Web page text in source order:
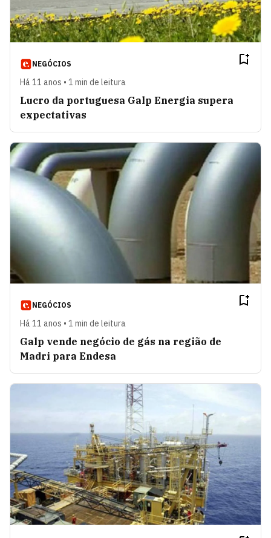
NEGÓCIOS
Há 11 anos • 1 min de leitura
Lucro da portuguesa Galp Energia supera
expectativas
NEGÓCIOS
Há 11 anos • 1 min de leitura
Galp vende negócio de gás na região de
Madri para Endesa